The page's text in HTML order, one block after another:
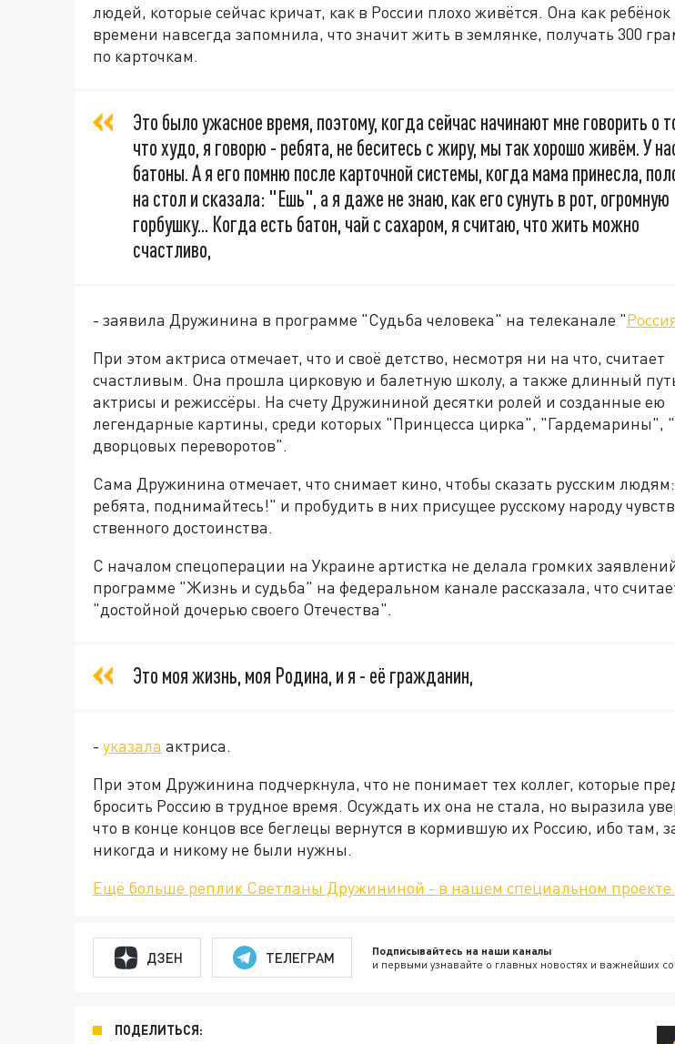
людей, которые сейчас кричат, как в России плохо живётся. Она как ребёнок
времени навсегда запомнила, что значит жить в землянке, получать 300
по карточкам.
Это было ужасное время, поэтому, когда сейчас начинают мне говорить о
что худо, я говорю - ребята, не беситесь с жиру, мы так хорошо живём. У
батоны. А я его помню после карточной системы, когда мама принесла,
на стол и сказала: "Ешь", а я даже не знаю, как его сунуть в рот, огромную
горбушку... Когда есть батон, чай с сахаром, я считаю, что жить можно
счастливо,
- заявила Дружинина в программе "Судьба человека" на телеканале "
При этом актриса отмечает, что и своё детство, несмотря ни на что, считает
счастливым. Она прошла цирковую и балетную школу, а также длинный
актрисы и режиссёры. На счету Дружининой десятки ролей и созданные ею
легендарные картины, среди которых "Принцесса цирка", "Гардемарины",
дворцовых переворотов".
Сама Дружинина отмечает, что снимает кино, чтобы сказать русским
ребята, поднимайтесь!" и пробудить в них присущее русскому народу
ственного достоинства.
С началом спецоперации на Украине артистка не делала громких
программе "Жизнь и судьба" на федеральном канале рассказала, что
"достойной дочерью своего Отечества".
Это моя жизнь, моя Родина, и я - её гражданин,
- указала актриса.
При этом Дружинина подчеркнула, что не понимает тех коллег, которые
бросить Россию в трудное время. Осуждать их она не стала, но выразила
что в конце концов все беглецы вернутся в кормившую их Россию, ибо там,
никогда и никому не были нужны.
Ещё больше реплик Светланы Дружининой - в нашем специальном проекте.
ДЗЕН ТЕЛЕГРАМ Подписывайтесь на наши каналы
и первыми узнавайте о главных новостях и важнейших
ПОДЕЛИТЬСЯ: